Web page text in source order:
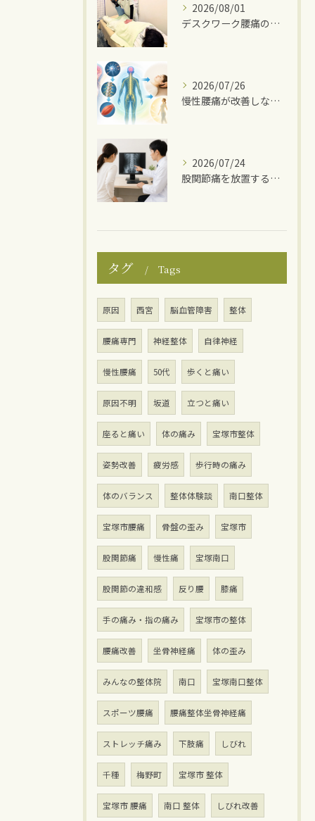
2026/08/01
デスクワーク腰痛の原因
2026/07/26
慢性腰痛が改善しない理由
2026/07/24
股関節痛を放置するとどうなる？
タグ Tags
原因 西宮 脳血管障害 整体
腰痛専門 神経整体 自律神経
慢性腰痛 50代 歩くと痛い
原因不明 坂道 立つと痛い
座ると痛い 体の痛み 宝塚市整体
姿勢改善 疲労感 歩行時の痛み
体のバランス 整体体験談 南口整体
宝塚市腰痛 骨盤の歪み 宝塚市
股関節痛 慢性痛 宝塚南口
股関節の違和感 反り腰 膝痛
手の痛み・指の痛み 宝塚市の整体
腰痛改善 坐骨神経痛 体の歪み
みんなの整体院 南口 宝塚南口整体
スポーツ腰痛 腰痛整体坐骨神経痛
ストレッチ痛み 下肢痛 しびれ
千種 梅野町 宝塚市 整体
宝塚市 腰痛 南口 整体 しびれ改善